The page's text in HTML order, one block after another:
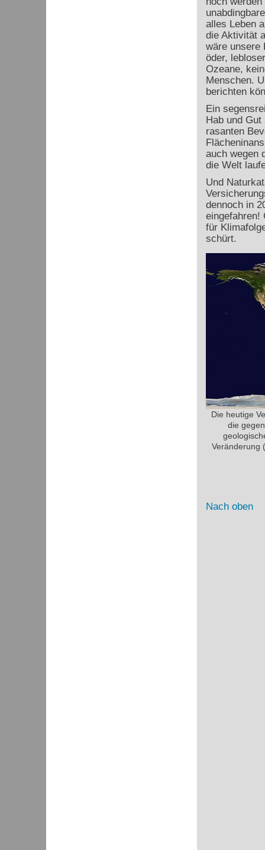
alles Leben
die Aktivität
wäre unsere
öder,
Ozeane,
Menschen.
berichten
Ein
Hab und
rasanten
auch wegen
die Welt
Und
dennoch in
eingefahren!
für
schürt.
Die heutige
die
Veränderung
Nach oben